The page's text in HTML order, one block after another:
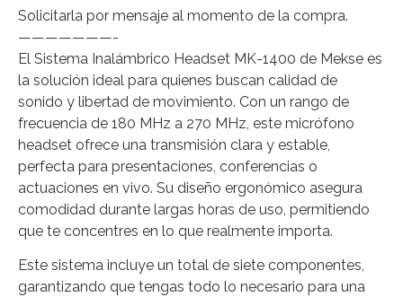
Solicitarla por mensaje al momento de la compra.
———————-
El Sistema Inalámbrico Headset MK-1400 de Mekse es
la solución ideal para quienes buscan calidad de
sonido y libertad de movimiento. Con un rango de
frecuencia de 180 MHz a 270 MHz, este micrófono
headset ofrece una transmisión clara y estable,
perfecta para presentaciones, conferencias o
actuaciones en vivo. Su diseño ergonómico asegura
comodidad durante largas horas de uso, permitiendo
que te concentres en lo que realmente importa.
Este sistema incluye un total de siete componentes,
garantizando que tengas todo lo necesario para una